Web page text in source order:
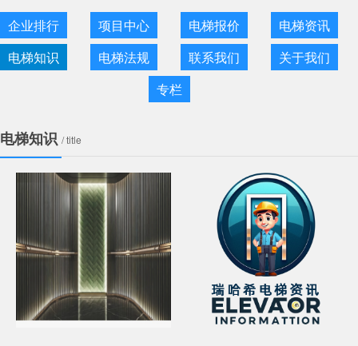
企业排行 项目中心 电梯报价
电梯资讯
电梯知识
电梯法规 联系我们
关于我们
专栏
电梯知识 / title